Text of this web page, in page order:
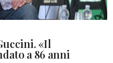
«Il
a 86 anni